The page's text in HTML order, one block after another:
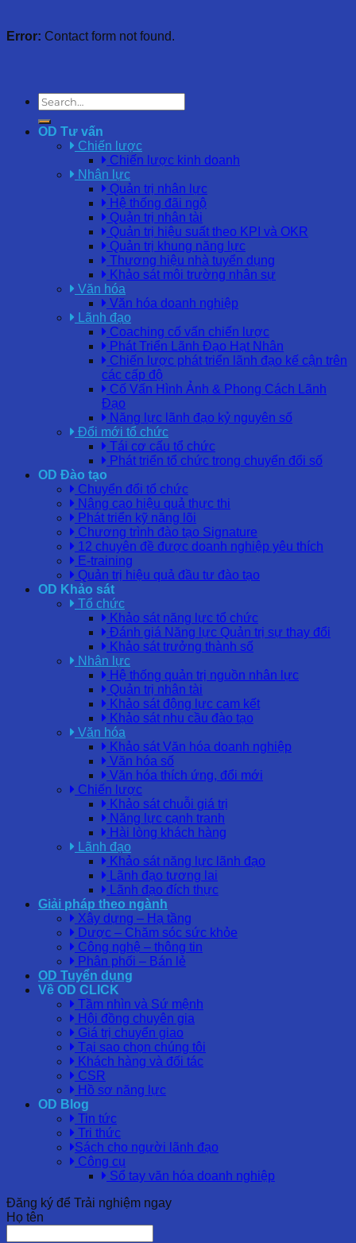
Error: Contact form not found.
OD Tư vấn
Chiến lược
Chiến lược kinh doanh
Nhân lực
Quản trị nhân lực
Hệ thống đãi ngộ
Quản trị nhân tài
Quản trị hiệu suất theo KPI và OKR
Quản trị khung năng lực
Thương hiệu nhà tuyển dụng
Khảo sát môi trường nhân sự
Văn hóa
Văn hóa doanh nghiệp
Lãnh đạo
Coaching cố vấn chiến lược
Phát Triển Lãnh Đạo Hạt Nhân
Chiến lược phát triển lãnh đạo kế cận trên
các cấp độ
Cố Vấn Hình Ảnh & Phong Cách Lãnh
Đạo
Năng lực lãnh đạo kỷ nguyên số
Đổi mới tổ chức
Tái cơ cấu tổ chức
Phát triển tổ chức trong chuyển đổi số
OD Đào tạo
Chuyển đổi tổ chức
Nâng cao hiệu quả thực thi
Phát triển kỹ năng lõi
Chương trình đào tạo Signature
12 chuyên đề được doanh nghiệp yêu thích
E-training
Quản trị hiệu quả đầu tư đào tạo
OD Khảo sát
Tổ chức
Khảo sát năng lực tổ chức
Đánh giá Năng lực Quản trị sự thay đổi
Khảo sát trưởng thành số
Nhân lực
Hệ thống quản trị nguồn nhân lực
Quản trị nhân tài
Khảo sát động lực cam kết
Khảo sát nhu cầu đào tạo
Văn hóa
Khảo sát Văn hóa doanh nghiệp
Văn hóa số
Văn hóa thích ứng, đổi mới
Chiến lược
Khảo sát chuỗi giá trị
Năng lực cạnh tranh
Hài lòng khách hàng
Lãnh đạo
Khảo sát năng lực lãnh đạo
Lãnh đạo tương lai
Lãnh đạo đích thực
Giải pháp theo ngành
Xây dựng – Hạ tầng
Dược – Chăm sóc sức khỏe
Công nghệ – thông tin
Phân phối – Bán lẻ
OD Tuyển dụng
Về OD CLICK
Tầm nhìn và Sứ mệnh
Hội đồng chuyên gia
Giá trị chuyển giao
Tại sao chọn chúng tôi
Khách hàng và đối tác
CSR
Hồ sơ năng lực
OD Blog
Tin tức
Tri thức
Sách cho người lãnh đạo
Công cụ
Sổ tay văn hóa doanh nghiệp
Đăng ký để Trải nghiệm ngay
Họ tên